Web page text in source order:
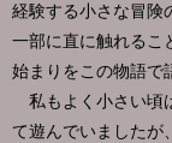
経験する小さな冒険
一部に直に触れるこ
始まりをこの物語で
私もよく小さい頃
て遊んでいましたが